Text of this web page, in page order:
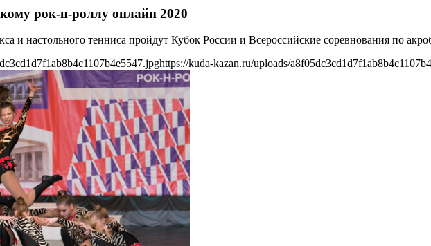
рок-н-роллу онлайн 2020
и настольного тенниса пройдут Кубок России и Всероссийские соревнования по
https://kuda-kazan.ru/uploads/